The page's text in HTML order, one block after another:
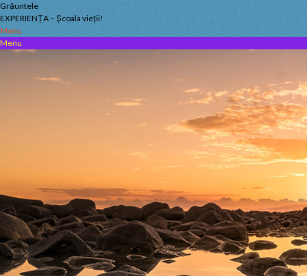
Skip
to
content
Grăuntele
EXPERIENȚA – Școala vieții!
Menu
Menu